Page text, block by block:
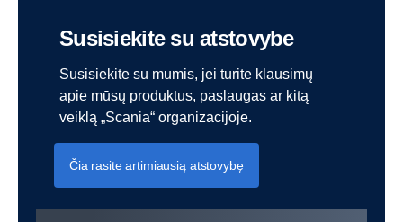
Susisiekite su atstovybe
Susisiekite su mumis, jei turite klausimų
apie mūsų produktus, paslaugas ar kitą
veiklą „Scania“ organizacijoje.
Čia rasite artimiausią atstovybę